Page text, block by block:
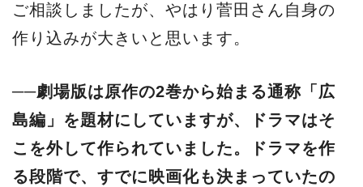
ご相談しましたが、やはり菅田さん自身の
作り込みが大きいと思います。
──劇場版は原作の2巻から始まる通称「広
島編」を題材にしていますが、ドラマはそ
こを外して作られていました。ドラマを作
る段階で、すでに映画化も決まっていたの